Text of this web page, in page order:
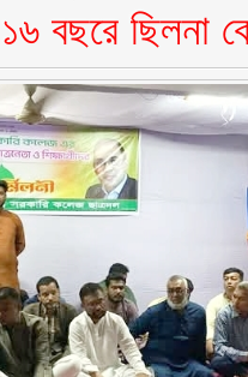
বছরে ছিলনা